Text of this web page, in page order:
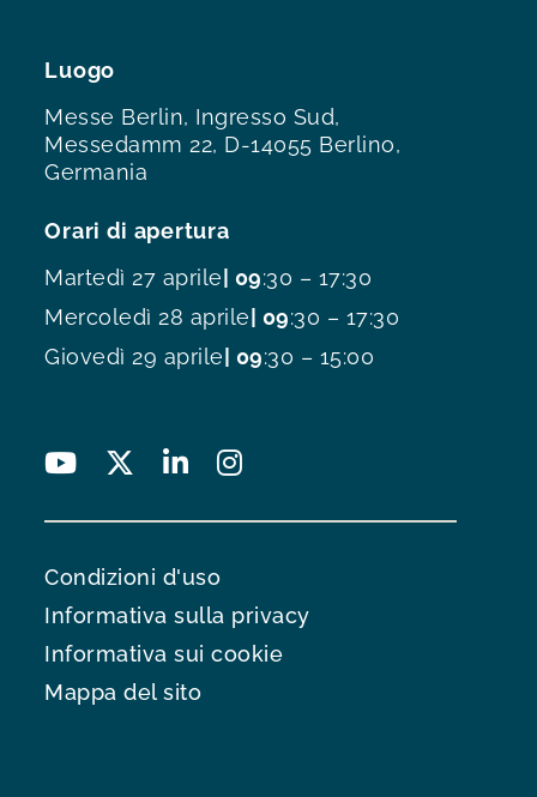
Luogo
Messe Berlin, Ingresso Sud,
Messedamm 22, D-14055 Berlino,
Germania
Orari di apertura
Martedì 27 aprile| 09:30 – 17:30
Mercoledì 28 aprile| 09:30 – 17:30
Giovedì 29 aprile| 09:30 – 15:00
Condizioni d'uso
Informativa sulla privacy
Informativa sui cookie
Mappa del sito